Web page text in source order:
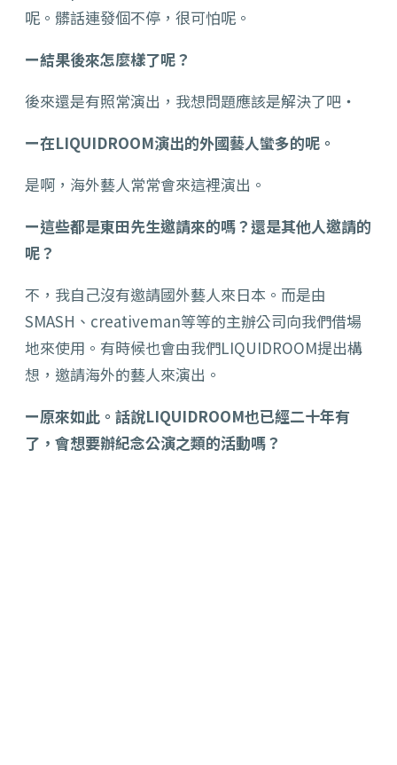
呢。髒話連發個不停，很可怕呢。
ー結果後來怎麼樣了呢？
後來還是有照常演出，我想問題應該是解決了吧・
ー在LIQUIDROOM演出的外國藝人蠻多的呢。
是啊，海外藝人常常會來這裡演出。
ー這些都是東田先生邀請來的嗎？還是其他人邀請的
呢？
不，我自己沒有邀請國外藝人來日本。而是由
SMASH、creativeman等等的主辦公司向我們借場
地來使用。有時候也會由我們LIQUIDROOM提出構
想，邀請海外的藝人來演出。
ー原來如此。話說LIQUIDROOM也已經二十年有
了，會想要辦紀念公演之類的活動嗎？